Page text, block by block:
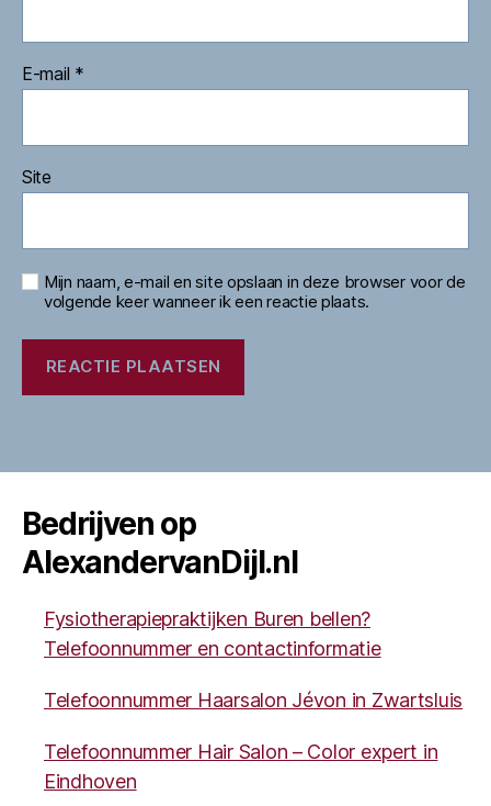
E-mail *
Site
Mijn naam, e-mail en site opslaan in deze browser voor de
volgende keer wanneer ik een reactie plaats.
Bedrijven op
AlexandervanDijl.nl
Fysiotherapiepraktijken Buren bellen?
Telefoonnummer en contactinformatie
Telefoonnummer Haarsalon Jévon in Zwartsluis
Telefoonnummer Hair Salon – Color expert in
Eindhoven